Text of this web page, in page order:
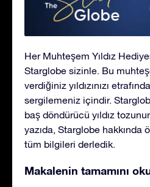
Her Muhteşem Yıldız
Starglobe sizinle. Bu
verdiğiniz yıldızınızı
sergilemeniz içindir.
baş döndürücü yıldız
yazıda, Starglobe
tüm bilgileri derledik.
Makalenin tamamını